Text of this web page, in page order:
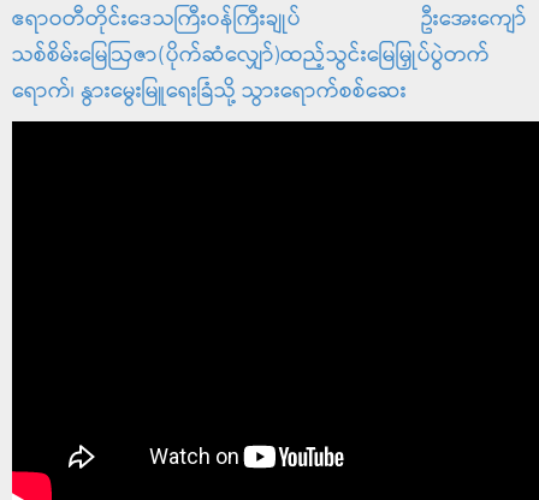
ဧရာဝတီတိုင်းဒေသကြီးဝန်ကြီးချုပ် ဦးအေးကျော်
သစ်စိမ်းမြေဩဇာ(ပိုက်ဆံလျှော်)ထည့်သွင်းမြေမြှုပ်ပွဲတက်
ရောက်၊ ‌နွားမွေးမြူရေးခြံသို့ သွားရောက်စစ်ဆေး